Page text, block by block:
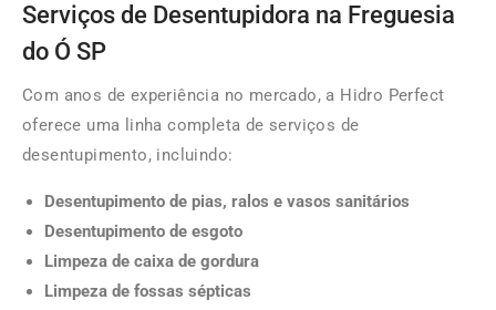
Serviços de Desentupidora na Freguesia
do Ó SP
Com anos de experiência no mercado, a Hidro Perfect
oferece uma linha completa de serviços de
desentupimento, incluindo:
Desentupimento de pias, ralos e vasos sanitários
Desentupimento de esgoto
Limpeza de caixa de gordura
Limpeza de fossas sépticas